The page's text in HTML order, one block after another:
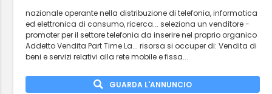
nazionale operante nella distribuzione di telefonia, informatica
ed elettronica di consumo, ricerca... seleziona un venditore -
promoter per il settore telefonia da inserire nel proprio organico
Addetto Vendita Part Time La... risorsa si occuper di: Vendita di
beni e servizi relativi alla rete mobile e fissa...
GUARDA L'ANNUNCIO